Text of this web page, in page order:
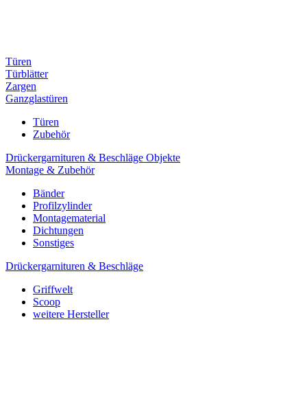
Türen
Türblätter
Zargen
Ganzglastüren
Türen
Zubehör
Drückergarnituren & Beschläge Objekte
Montage & Zubehör
Bänder
Profilzylinder
Montagematerial
Dichtungen
Sonstiges
Drückergarnituren & Beschläge
Griffwelt
Scoop
weitere Hersteller